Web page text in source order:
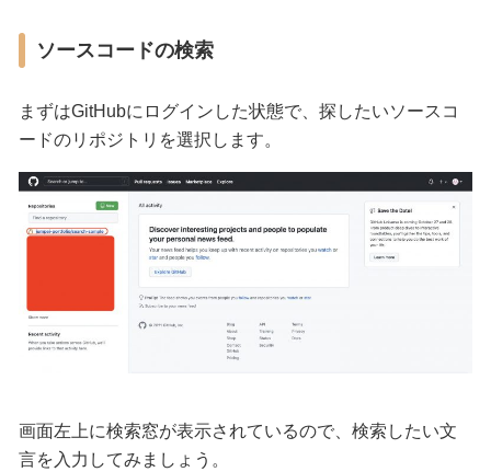
ソースコードの検索
まずはGitHubにログインした状態で、探したいソースコ
ードのリポジトリを選択します。
画面左上に検索窓が表示されているので、検索したい文
言を入力してみましょう。